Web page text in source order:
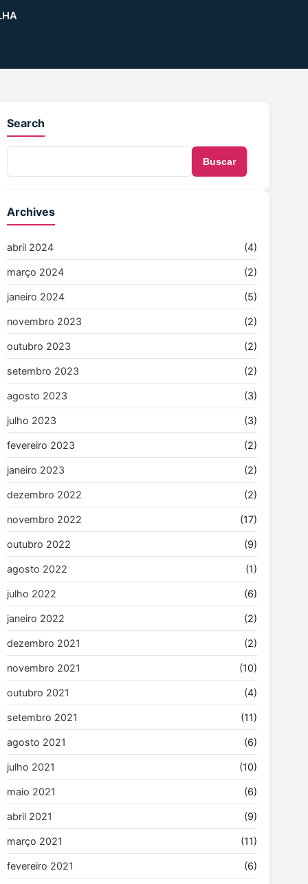
Search
Buscar
Archives
abril 2024 (4)
março 2024 (2)
janeiro 2024 (5)
novembro 2023 (2)
outubro 2023 (2)
setembro 2023 (2)
agosto 2023 (3)
julho 2023 (3)
fevereiro 2023 (2)
janeiro 2023 (2)
dezembro 2022 (2)
novembro 2022 (17)
outubro 2022 (9)
agosto 2022 (1)
julho 2022 (6)
janeiro 2022 (2)
dezembro 2021 (2)
novembro 2021 (10)
outubro 2021 (4)
setembro 2021 (11)
agosto 2021 (6)
julho 2021 (10)
maio 2021 (6)
abril 2021 (9)
março 2021 (11)
fevereiro 2021 (6)